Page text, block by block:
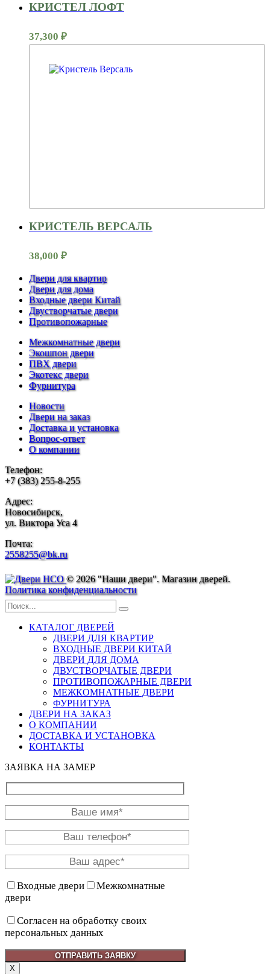
КРИСТЕЛ ЛОФТ
37,300 ₽
КРИСТЕЛЬ ВЕРСАЛЬ
38,000 ₽
Двери для квартир
Двери для дома
Входные двери Китай
Двустворчатые двери
Противопожарные
Межкомнатные двери
Экошпон двери
ПВХ двери
Экотекс двери
Фурнитура
Новости
Двери на заказ
Доставка и установка
Вопрос-ответ
О компании
Телефон:
+7 (383) 255-8-255
Адрес:
Новосибирск,
ул. Виктора Уса 4
Почта:
2558255@bk.ru
© 2026 "Наши двери". Магазин дверей.
Политика конфиденциальности
КАТАЛОГ ДВЕРЕЙ
ДВЕРИ ДЛЯ КВАРТИР
ВХОДНЫЕ ДВЕРИ КИТАЙ
ДВЕРИ ДЛЯ ДОМА
ДВУСТВОРЧАТЫЕ ДВЕРИ
ПРОТИВОПОЖАРНЫЕ ДВЕРИ
МЕЖКОМНАТНЫЕ ДВЕРИ
ФУРНИТУРА
ДВЕРИ НА ЗАКАЗ
О КОМПАНИИ
ДОСТАВКА И УСТАНОВКА
КОНТАКТЫ
ЗАЯВКА НА ЗАМЕР
Входные двери
Межкомнатные
двери
Согласен на обработку своих
персональных данных
X